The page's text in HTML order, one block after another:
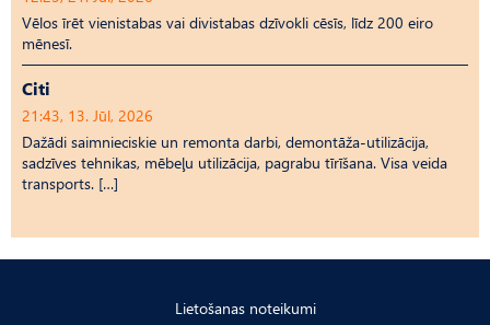
Vēlos īrēt vienistabas vai divistabas dzīvokli cēsīs, līdz 200 eiro
mēnesī.
Citi
21:43, 13. Jūl, 2026
Dažādi saimnieciskie un remonta darbi, demontāža-utilizācija,
sadzīves tehnikas, mēbeļu utilizācija, pagrabu tīrīšana. Visa veida
transports. […]
Lietošanas noteikumi